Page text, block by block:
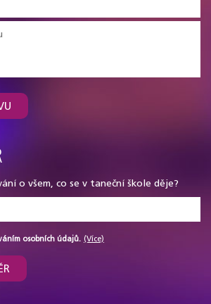
o všem, co se v taneční škole děje?
osobních údajů. (Více)